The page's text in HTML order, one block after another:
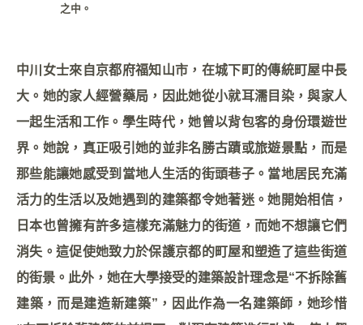
之中。
中川女士來自京都府福知山市，在城下町的傳統町屋中長
大。她的家人經營藥局，因此她從小就耳濡目染，與家人
一起生活和工作。學生時代，她曾以背包客的身份環遊世
界。她說，真正吸引她的並非名勝古蹟或旅遊景點，而是
那些能讓她感受到當地人生活的街頭巷子。當地居民充滿
活力的生活以及她遇到的建築都令她著迷。她開始相信，
日本也曾擁有許多這樣充滿魅力的街道，而她不想讓它們
消失。這促使她致力於保護京都的町屋和塑造了這些街道
的街景。此外，她在大學接受的建築設計理念是“不拆除舊
建築，而是建造新建築”，因此作為一名建築師，她珍惜